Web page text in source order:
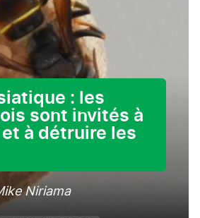
: les
sont invités à
à détruire les
Niriama